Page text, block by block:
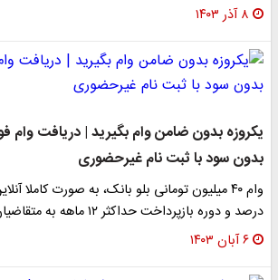
۸ آذر ۱۴۰۳
بدون سود با ثبت نام غیرحضوری
درصد و دوره بازپرداخت حداکثر ۱۲ ماهه به متقاضیان…
۶ آبان ۱۴۰۳